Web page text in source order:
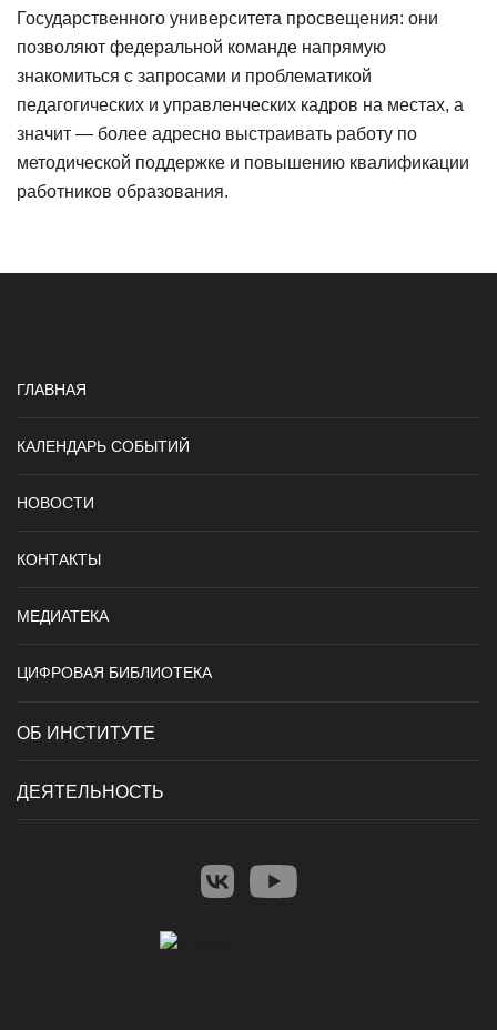
Государственного университета просвещения: они
позволяют федеральной команде напрямую
знакомиться с запросами и проблематикой
педагогических и управленческих кадров на местах, а
значит — более адресно выстраивать работу по
методической поддержке и повышению квалификации
работников образования.
ГЛАВНАЯ
КАЛЕНДАРЬ СОБЫТИЙ
НОВОСТИ
КОНТАКТЫ
МЕДИАТЕКА
ЦИФРОВАЯ БИБЛИОТЕКА
ОБ ИНСТИТУТЕ
ДЕЯТЕЛЬНОСТЬ